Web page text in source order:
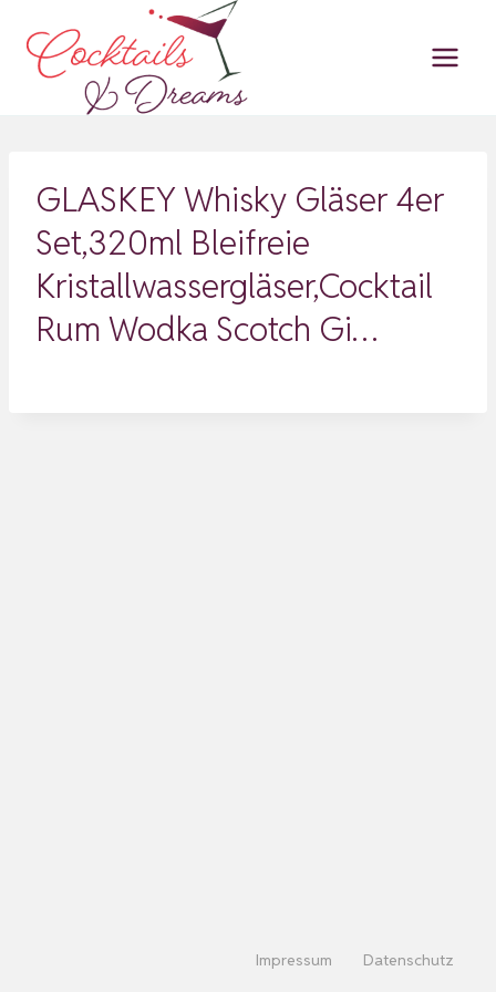
Inhalt
springen
GLASKEY Whisky Gläser 4er
Set,320ml Bleifreie
Kristallwassergläser,Cocktail
Rum Wodka Scotch Gi…
Impressum Datenschutz